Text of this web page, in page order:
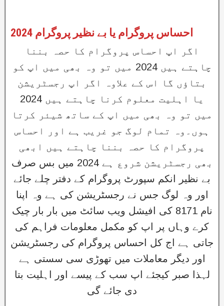
احساس پروگرام یا بے نظیر پروگرام 2024
اگر اپ احساس پروگرام کا حصہ بننا
چاہتے ہیں 2024 میں تو وہ بھی میں اپ کو
بتاؤں گا اس کے علاوہ اگر اپ رجسٹریشن
یا اہلیت معلوم کرنا چاہتے ہیں 2024
میں تو وہ بھی میں اپ کے ساتھ شیئر کرتا
ہوں۔وہ تمام لوگ جو غریب ہے اور احساس
پروگرام کا حصہ بننا چاہتے ہیں ابھی
بھی رجسٹریشن شروع ہے 2024 میں بس صرف
بے نظیر انکم سپورٹ پروگرام کے دفتر چلے جائے
اور وہ لوگ جس نے رجسٹریشن کی ہے وہ اپنا
نام 8171 کی افیشل ویب سائٹ میں بار بار چیک
کرے وہاں پر اپ کو مکمل معلومات فراہم کی
جاتی ہے اج کل احساس پروگرام کی رجسٹریشن
اور دیگر معاملات میں تھوڑی سی سستی ہے
لہذا صبر کیجئے اپ سب کے پیسے اور اہلیت بتا
دی جائے گی